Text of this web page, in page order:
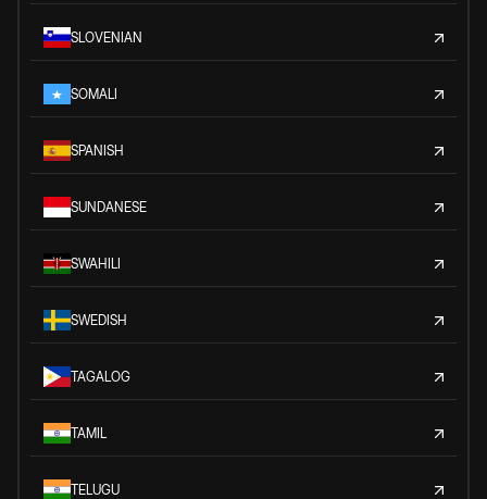
SLOVENIAN
SOMALI
SPANISH
SUNDANESE
SWAHILI
SWEDISH
TAGALOG
TAMIL
TELUGU